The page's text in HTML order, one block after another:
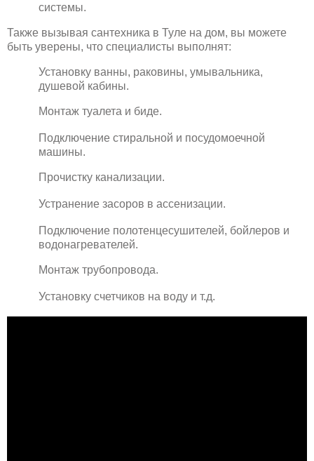
системы.
Также вызывая сантехника в Туле на дом, вы можете
быть уверены, что специалисты выполнят:
Установку ванны, раковины, умывальника,
душевой кабины.
Монтаж туалета и биде.
Подключение стиральной и посудомоечной
машины.
Прочистку канализации.
Устранение засоров в ассенизации.
Подключение полотенцесушителей, бойлеров и
водонагревателей.
Монтаж трубопровода.
Установку счетчиков на воду и т.д.